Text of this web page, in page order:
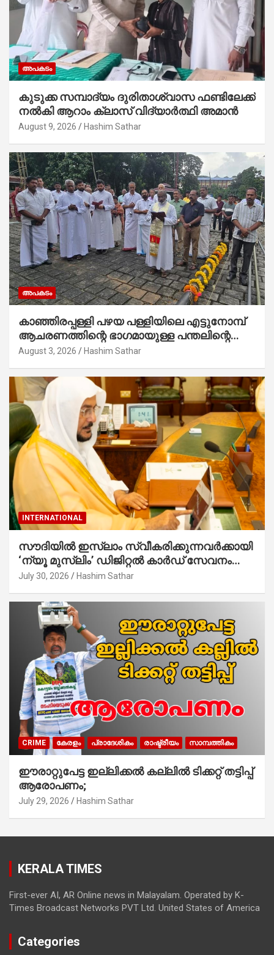
അപകടം
കുടുക്ക സമ്പാദ്യം ദുരിതാശ്വാസ ഫണ്ടിലേക്ക്
നൽകി ആറാം ക്ലാസ് വിദ്യാർത്ഥി അമാൻ
August 9, 2026 Hashim Sathar
അപകടം
കാഞ്ഞിരപ്പള്ളി പഴയ പള്ളിയിലെ എട്ടുനോമ്പ്
ആചരണത്തിന്റെ ഭാഗമായുള്ള പന്തലിന്റെ
കാൽനാട്ട് കർമ്മം ആർച്ച് പ്രീസ്റ്റ് വെരി.
August 3, 2026 Hashim Sathar
INTERNATIONAL
സൗദിയില്‍ ഇസ്‌ലാം സ്വീകരിക്കുന്നവര്‍ക്കായി
‘ന്യൂ മുസ്ലിം’ ഡിജിറ്റല്‍ കാര്‍ഡ് സേവനം
ആരംഭിച്ചു
July 30, 2026 Hashim Sathar
CRIME കേരളം പ്രാദേശികം രാഷ്ട്രീയം സാമ്പത്തികം
ഈരാറ്റുപേട്ട ഇല്ലിക്കൽ കല്ലിൽ ടിക്കറ്റ് തട്ടിപ്പ്
ആരോപണം;
July 29, 2026 Hashim Sathar
KERALA TIMES
First-ever AI, AR Online news in Malayalam. Operated by K-
Times Broadcast Networks PVT Ltd. United States of America
Categories